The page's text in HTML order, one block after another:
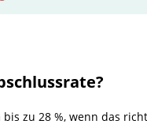
zu 28 %, wenn das